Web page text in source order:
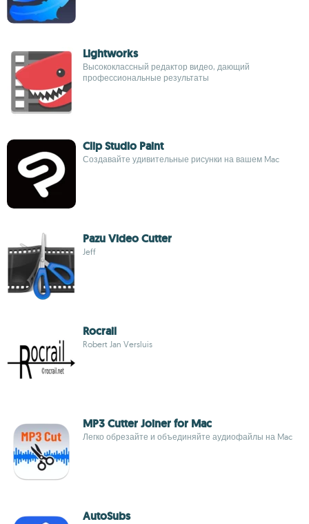
Lightworks
Высококлассный редактор видео, дающий
профессиональные результаты
Clip Studio Paint
Создавайте удивительные рисунки на вашем Mac
Pazu Video Cutter
Jeff
Rocrail
Robert Jan Versluis
MP3 Cutter Joiner for Mac
Легко обрезайте и объединяйте аудиофайлы на Mac
AutoSubs